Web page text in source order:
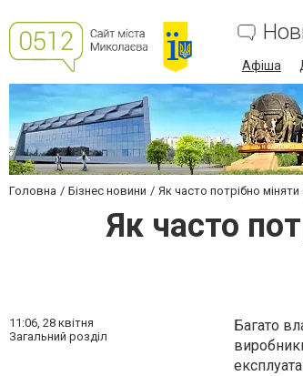
Афіша
Головна Бізнес новини Як часто потрібно
Як часто
11:06, 28 квітня
Загальний розділ
Багато